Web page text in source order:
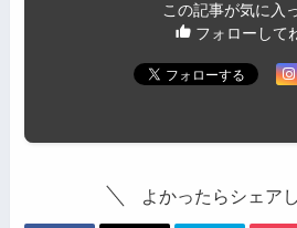
この記事が気に入
フォローして
よかったらシェア